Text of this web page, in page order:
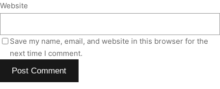
Website
Save my name, email, and website in this browser for the
next time I comment.